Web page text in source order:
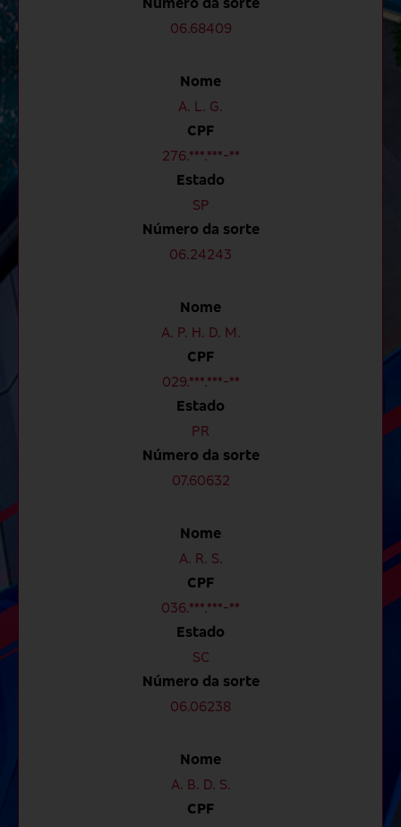
06.68409
Nome
A. L. G.
CPF
276.***.***-**
Estado
SP
Número da sorte
06.24243
Nome
A. P. H. D. M.
CPF
029.***.***-**
Estado
PR
Número da sorte
07.60632
Nome
A. R. S.
CPF
036.***.***-**
Estado
SC
Número da sorte
06.06238
Nome
A. B. D. S.
CPF